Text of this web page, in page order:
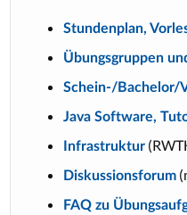
Stundenplan,
Übungsgruppen
Schein-/Bachelor/
Java Software,
Infrastruktur
Diskussionsforum
FAQ zu